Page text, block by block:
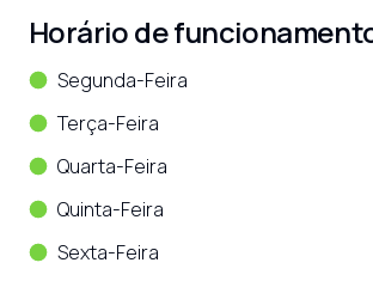
Horário de
Segunda-Feira
Terça-Feira
Quarta-Feira
Quinta-Feira
Sexta-Feira